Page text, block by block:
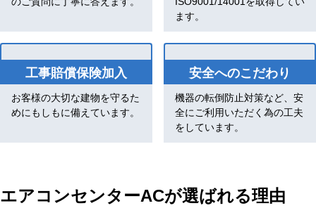
ます。
工事賠償保険加入
お客様の大切な建物を守るた
めにもしもに備えています。
安全へのこだわり
機器の転倒防止対策など、安
全にご利用いただく為の工夫
をしています。
エアコンセンターACが選ばれる理由